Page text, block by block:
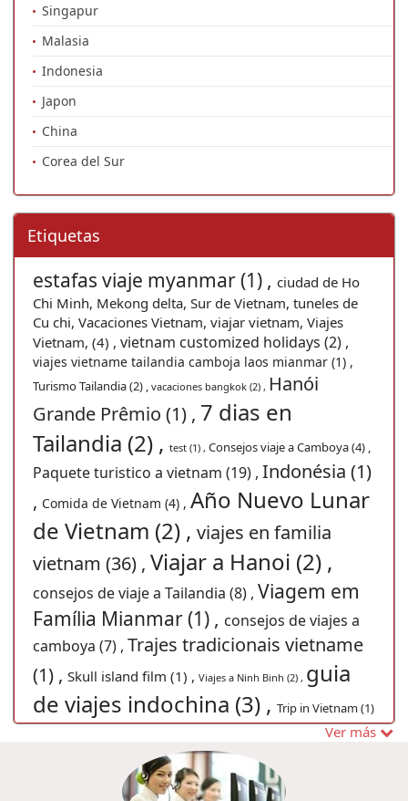
Singapur
Malasia
Indonesia
Japon
China
Corea del Sur
Etiquetas
estafas viaje myanmar (1) , ciudad de Ho
Chi Minh, Mekong delta, Sur de Vietnam, tuneles de
Cu chi, Vacaciones Vietnam, viajar vietnam, Viajes
Vietnam, (4) , vietnam customized holidays (2) ,
viajes vietname tailandia camboja laos mianmar (1) ,
Turismo Tailandia (2) , vacaciones bangkok (2) , Hanói
Grande Prêmio (1) , 7 dias en
Tailandia (2) , test (1) , Consejos viaje a Camboya (4) ,
Paquete turistico a vietnam (19) , Indonésia (1)
, Comida de Vietnam (4) , Año Nuevo Lunar
de Vietnam (2) , viajes en familia
vietnam (36) , Viajar a Hanoi (2) ,
consejos de viaje a Tailandia (8) , Viagem em
Família Mianmar (1) , consejos de viajes a
camboya (7) , Trajes tradicionais vietname
(1) , Skull island film (1) , Viajes a Ninh Binh (2) , guia
de viajes indochina (3) , Trip in Vietnam (1)
Viagem barata ao
Guia de viagem Myanmar (1) ,
Ver más